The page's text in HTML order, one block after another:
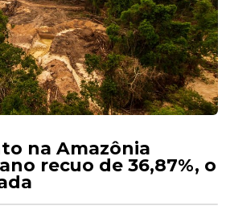
na Amazônia
recuo de 36,87%, o